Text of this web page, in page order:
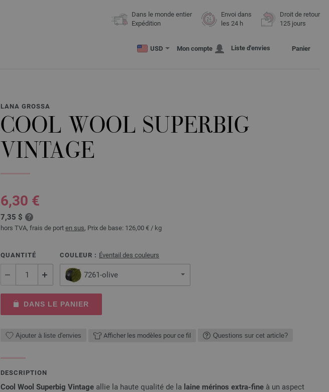
Dans le monde entier
Expédition
Envoi dans
les 24 h
Droit de retour
125 jours
USD Mon compte Liste d'envies Panier
LANA GROSSA
COOL WOOL SUPERBIG
VINTAGE
6,30 €
7,35 $
hors TVA, frais de port en sus, Prix de base: 126,00 € / kg
QUANTITÉ COULEUR : Éventail des couleurs
7261-olive
DANS LE PANIER
Ajouter à liste d'envies Afficher les modèles pour ce fil Questions sur cet article?
DESCRIPTION
Cool Wool Superbig Vintage allie la haute qualité de la laine mérinos extra-fine à un aspect